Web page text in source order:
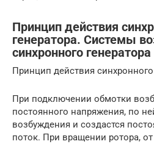
Принцип действия
генератора. Системы
синхронного генератора
Принцип действия синхронного
При подключении обмотки
постоянного напряжения, по
возбуждения и создастся
поток. При вращении ротора,